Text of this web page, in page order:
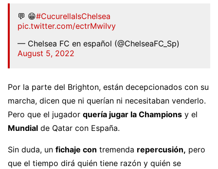
💬 😁#CucurellaIsChelsea
pic.twitter.com/ectrMwiIvy
— Chelsea FC en español (@ChelseaFC_Sp)
August 5, 2022
Por la parte del Brighton, están decepcionados con su
marcha, dicen que ni querían ni necesitaban venderlo.
Pero que el jugador quería jugar la Champions y el
Mundial de Qatar con España.
Sin duda, un fichaje con tremenda repercusión, pero
que el tiempo dirá quién tiene razón y quién se